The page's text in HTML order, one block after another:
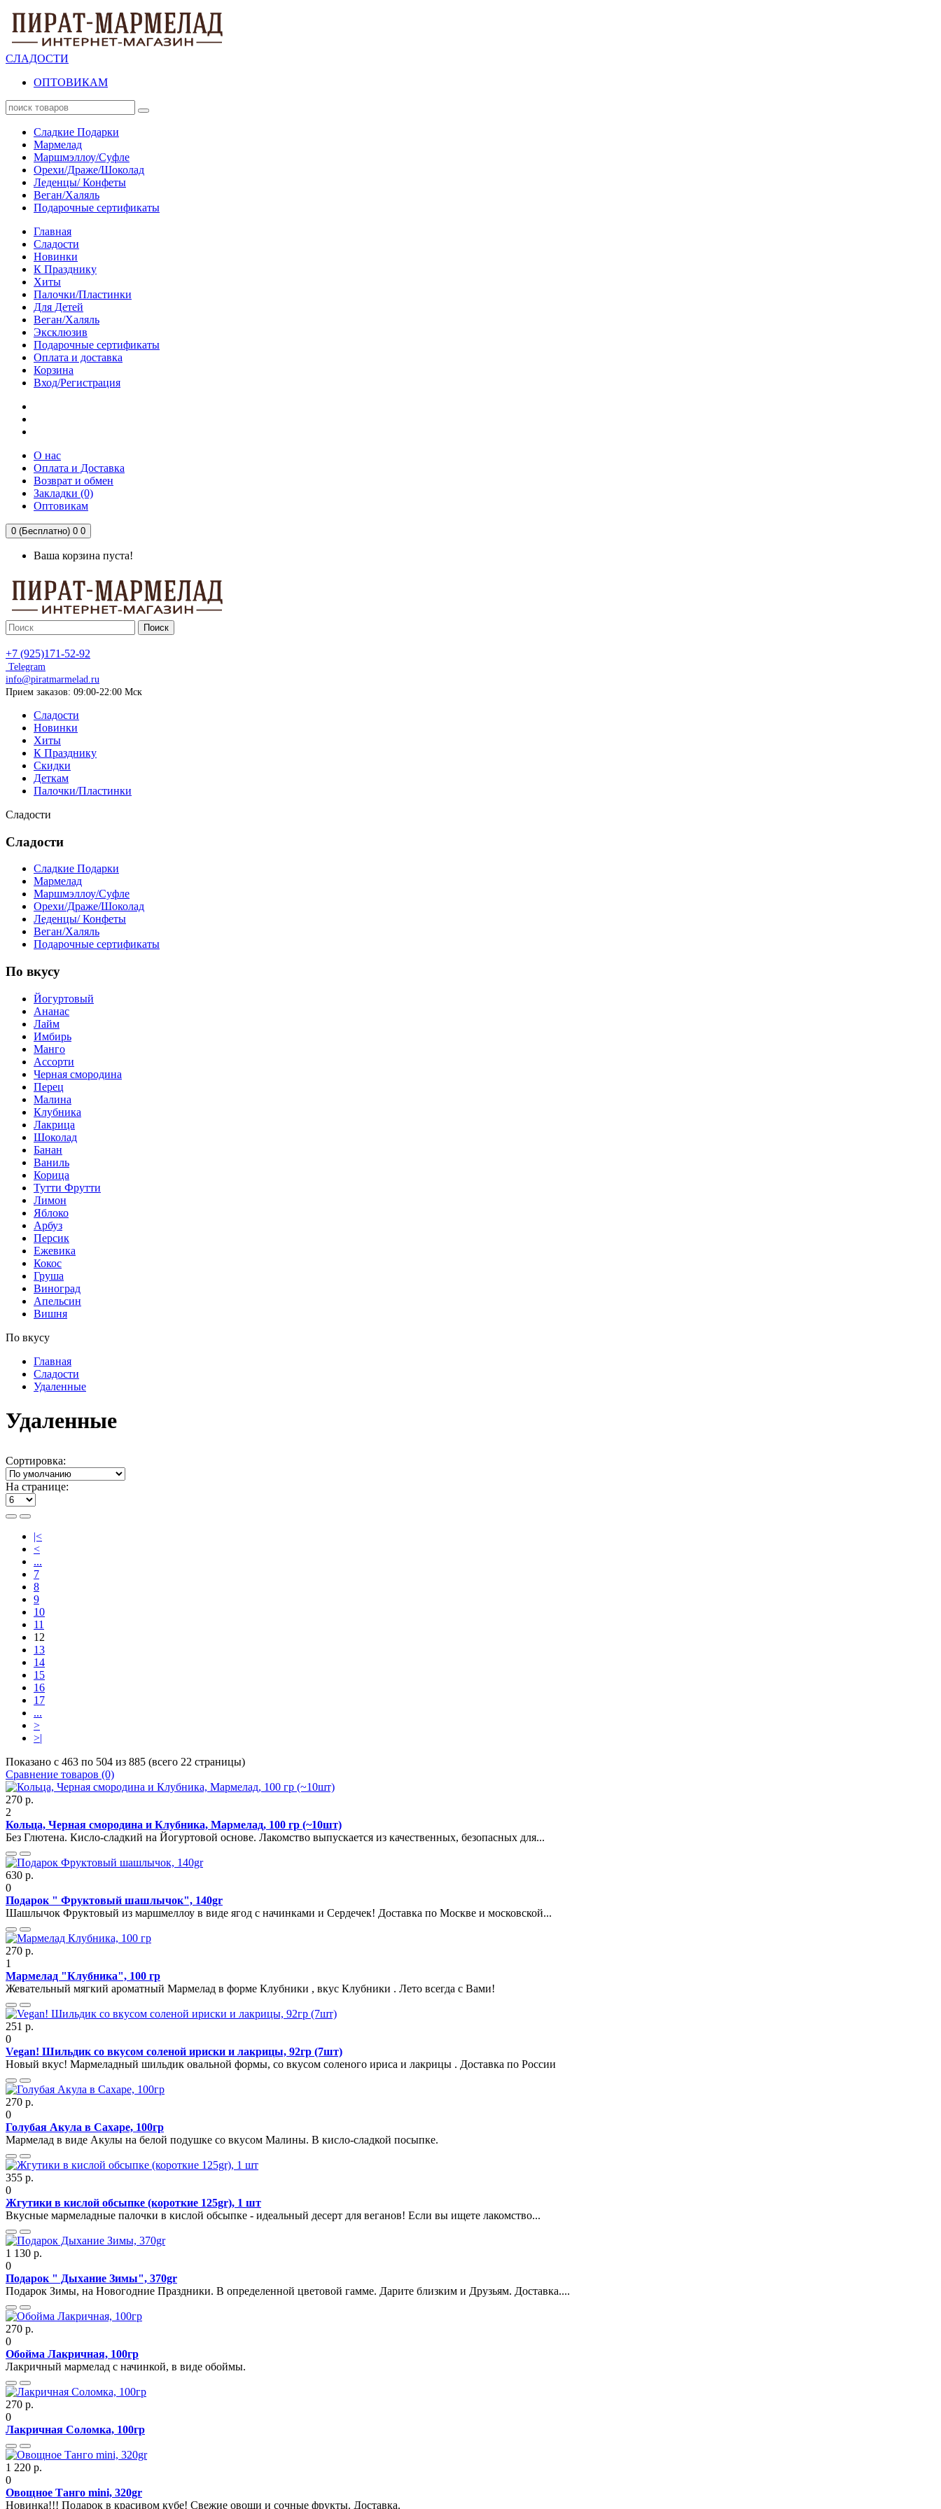
СЛАДОСТИ
ОПТОВИКАМ
Сладкие Подарки
Мармелад
Маршмэллоу/Суфле
Орехи/Драже/Шоколад
Леденцы/ Конфеты
Веган/Халяль
Подарочные сертификаты
Главная
Сладости
Новинки
К Празднику
Хиты
Палочки/Пластинки
Для Детей
Веган/Халяль
Эксклюзив
Подарочные сертификаты
Оплата и доставка
Корзина
Вход/Регистрация
О нас
Оплата и Доставка
Возврат и обмен
Закладки (0)
Оптовикам
0 (Бесплатно) 0 0
Ваша корзина пуста!
Поиск
+7 (925)171-52-92
Telegram
info@piratmarmelad.ru
Прием заказов: 09:00-22:00 Мск
Сладости
Новинки
Хиты
К Празднику
Скидки
Деткам
Палочки/Пластинки
Сладости
Сладости
Сладкие Подарки
Мармелад
Маршмэллоу/Суфле
Орехи/Драже/Шоколад
Леденцы/ Конфеты
Веган/Халяль
Подарочные сертификаты
По вкусу
Йогуртовый
Ананас
Лайм
Имбирь
Манго
Ассорти
Черная смородина
Перец
Малина
Клубника
Лакрица
Шоколад
Банан
Ваниль
Корица
Тутти Фрутти
Лимон
Яблоко
Арбуз
Персик
Ежевика
Кокос
Груша
Виноград
Апельсин
Вишня
По вкусу
Главная
Сладости
Удаленные
Удаленные
Сортировка:
На странице:
|<
<
...
7
8
9
10
11
12
13
14
15
16
17
...
>
>|
Показано с 463 по 504 из 885 (всего 22 страницы)
Сравнение товаров (0)
270 р.
2
Кольца, Черная смородина и Клубника, Мармелад, 100 гр (~10шт)
Без Глютена. Кисло-сладкий на Йогуртовой основе. Лакомство выпускается из качественных, безопасных для...
630 р.
0
Подарок " Фруктовый шашлычок", 140gr
Шашлычок Фруктовый из маршмеллоу в виде ягод с начинками и Сердечек! Доставка по Москве и московской...
270 р.
1
Мармелад "Клубника", 100 гр
Жевательный мягкий ароматный Мармелад в форме Клубники , вкус Клубники . Лето всегда с Вами!
251 р.
0
Vegan! Шильдик со вкусом соленой ириски и лакрицы, 92гр (7шт)
Новый вкус! Мармеладный шильдик овальной формы, со вкусом соленого ириса и лакрицы . Доставка по России
270 р.
0
Голубая Акула в Сахаре, 100гр
Мармелад в виде Акулы на белой подушке со вкусом Малины. В кисло-сладкой посыпке.
355 р.
0
Жгутики в кислой обсыпке (короткие 125gr), 1 шт
Вкусные мармеладные палочки в кислой обсыпке - идеальный десерт для веганов! Если вы ищете лакомство...
1 130 р.
0
Подарок " Дыхание Зимы", 370gr
Подарок Зимы, на Новогодние Праздники. В определенной цветовой гамме. Дарите близким и Друзьям. Доставка....
270 р.
0
Обойма Лакричная, 100гр
Лакричный мармелад с начинкой, в виде обоймы.
270 р.
0
Лакричная Соломка, 100гр
1 220 р.
0
Овощное Танго mini, 320gr
Новинка!!! Подарок в красивом кубе! Свежие овощи и сочные фрукты. Доставка.